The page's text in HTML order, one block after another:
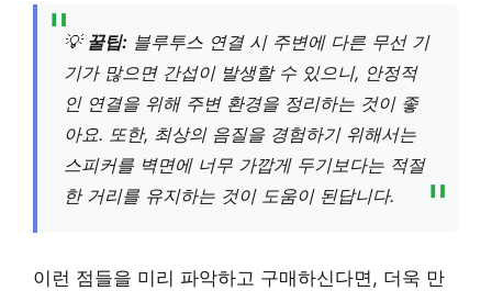
💡 꿀팁: 블루투스 연결 시 주변에 다른 무선 기
기가 많으면 간섭이 발생할 수 있으니, 안정적
인 연결을 위해 주변 환경을 정리하는 것이 좋
아요. 또한, 최상의 음질을 경험하기 위해서는
스피커를 벽면에 너무 가깝게 두기보다는 적절
한 거리를 유지하는 것이 도움이 된답니다.
이런 점들을 미리 파악하고 구매하신다면, 더욱 만